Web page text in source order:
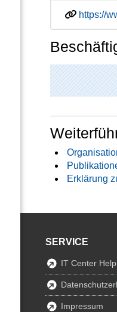
https://
Erklärung
SERVICE
IT Center Help
Impressum